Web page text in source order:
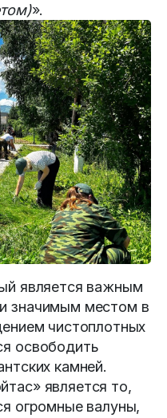
».
является важным
значимым местом в
чистоплотных
освободить
камней.
является то,
огромные валуны,